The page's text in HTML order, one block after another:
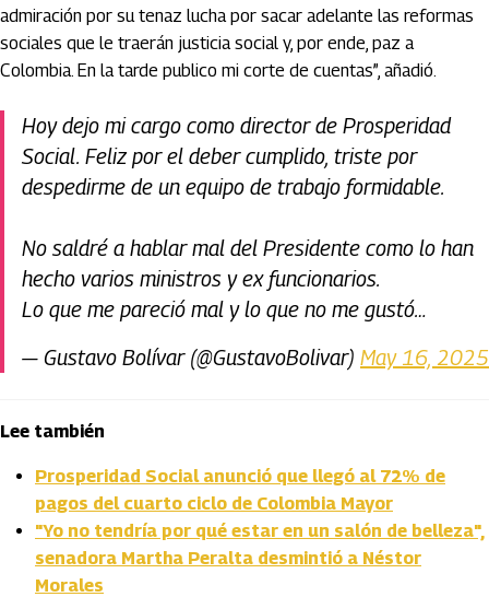
admiración por su tenaz lucha por sacar adelante las reformas
sociales que le traerán justicia social y, por ende, paz a
Colombia. En la tarde publico mi corte de cuentas”, añadió.
Hoy dejo mi cargo como director de Prosperidad
Social. Feliz por el deber cumplido, triste por
despedirme de un equipo de trabajo formidable.
No saldré a hablar mal del Presidente como lo han
hecho varios ministros y ex funcionarios.
Lo que me pareció mal y lo que no me gustó…
— Gustavo Bolívar (@GustavoBolivar) May 16, 2025
Lee también
Prosperidad Social anunció que llegó al 72% de
pagos del cuarto ciclo de Colombia Mayor
"Yo no tendría por qué estar en un salón de belleza",
senadora Martha Peralta desmintió a Néstor
Morales